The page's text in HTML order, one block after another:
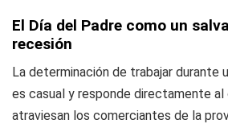
El Día del Padre como un
recesión
La determinación de trabajar durante
es casual y responde directamente
atraviesan los comerciantes de la